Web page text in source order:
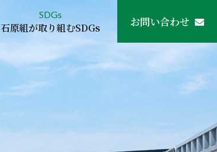
SDGs
石原組が取り組むSDGs お問い合わせ